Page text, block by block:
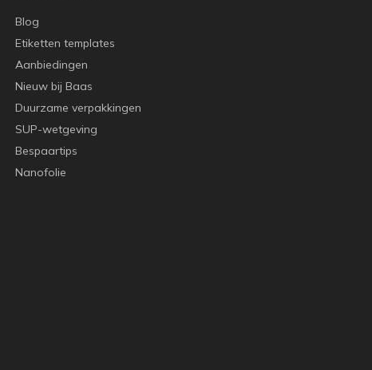
Blog
Etiketten templates
Aanbiedingen
Nieuw bij Baas
Duurzame verpakkingen
SUP-wetgeving
Bespaartips
Nanofolie